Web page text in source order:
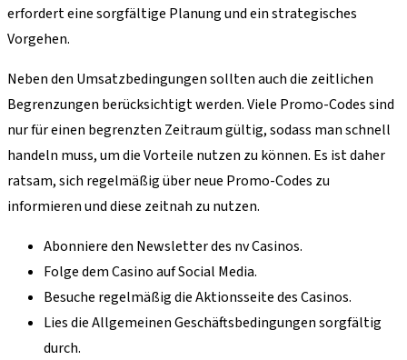
erfordert eine sorgfältige Planung und ein strategisches
Vorgehen.
Neben den Umsatzbedingungen sollten auch die zeitlichen
Begrenzungen berücksichtigt werden. Viele Promo-Codes sind
nur für einen begrenzten Zeitraum gültig, sodass man schnell
handeln muss, um die Vorteile nutzen zu können. Es ist daher
ratsam, sich regelmäßig über neue Promo-Codes zu
informieren und diese zeitnah zu nutzen.
Abonniere den Newsletter des nv Casinos.
Folge dem Casino auf Social Media.
Besuche regelmäßig die Aktionsseite des Casinos.
Lies die Allgemeinen Geschäftsbedingungen sorgfältig
durch.